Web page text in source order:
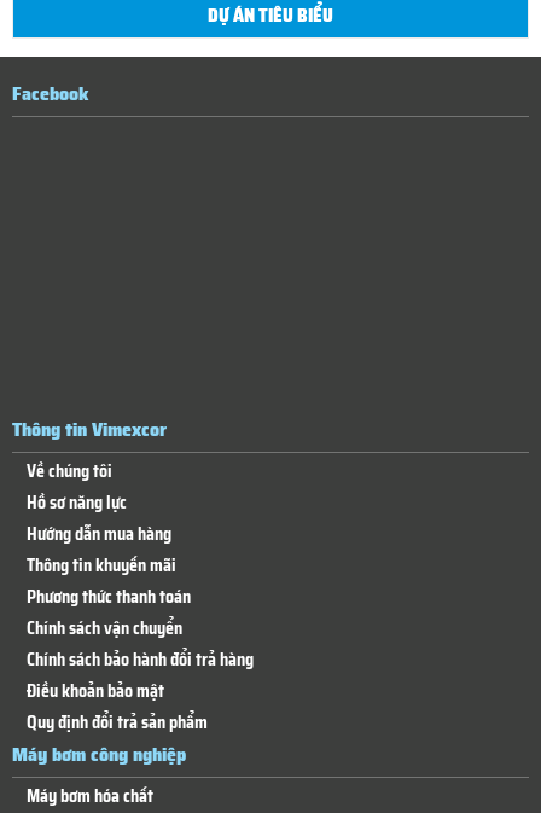
DỰ ÁN TIÊU BIỂU
Facebook
Thông tin Vimexcor
Về chúng tôi
Hồ sơ năng lực
Hướng dẫn mua hàng
Thông tin khuyến mãi
Phương thức thanh toán
Chính sách vận chuyển
Chính sách bảo hành đổi trả hàng
Điều khoản bảo mật
Quy định đổi trả sản phẩm
Máy bơm công nghiệp
Máy bơm hóa chất